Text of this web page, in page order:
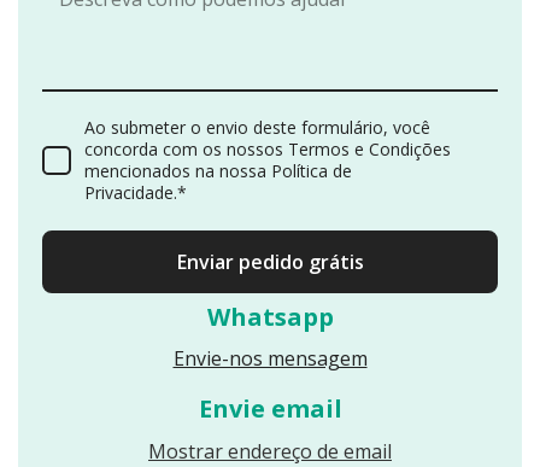
Whatsapp
Envie-nos mensagem
Envie email
Mostrar endereço de email
Ao submeter o envio deste formulário, você
concorda com os nossos Termos e Condições
mencionados na nossa Política de
Privacidade.*
Enviar pedido grátis